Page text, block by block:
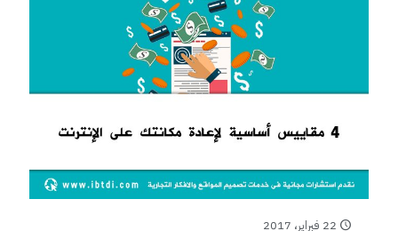
22 فبراير، 2017